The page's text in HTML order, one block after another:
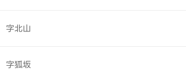
字北山
字狐坂